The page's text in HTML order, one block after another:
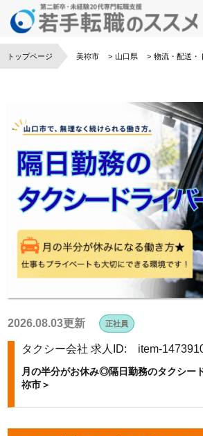
トップページ 美祢市 山口県 物流・配送・
2026.08.03更新 正社員
タクシー会社 求人ID: item-
月の半分がお休み◎隔日勤務のタクシー
祢市＞